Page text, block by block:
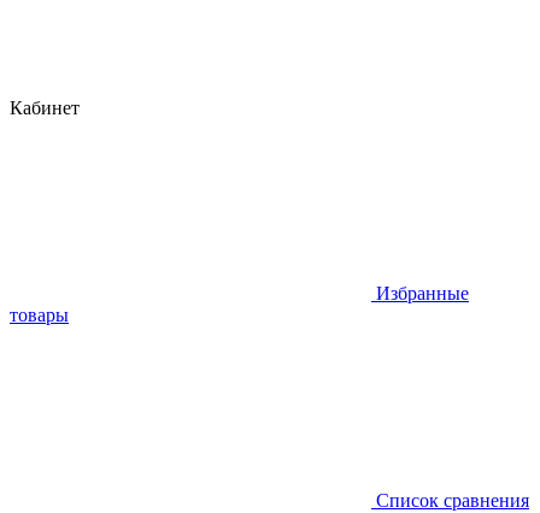
Кабинет
Избранные
товары
Список сравнения